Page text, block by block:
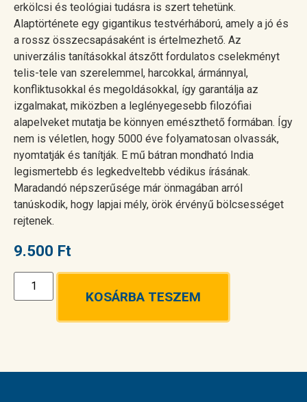
erkölcsi és teológiai tudásra is szert tehetünk.
Alaptörténete egy gigantikus testvérháború, amely a jó és
a rossz összecsapásaként is értelmezhető. Az
univerzális tanításokkal átszőtt fordulatos cselekményt
telis-tele van szerelemmel, harcokkal, ármánnyal,
konfliktusokkal és megoldásokkal, így garantálja az
izgalmakat, miközben a leglényegesebb filozófiai
alapelveket mutatja be könnyen emészthető formában. Így
nem is véletlen, hogy 5000 éve folyamatosan olvassák,
nyomtatják és tanítják. E mű bátran mondható India
legismertebb és legkedveltebb védikus írásának.
Maradandó népszerűsége már önmagában arról
tanúskodik, hogy lapjai mély, örök érvényű bölcsességet
rejtenek.
9.500 Ft
KOSÁRBA TESZEM